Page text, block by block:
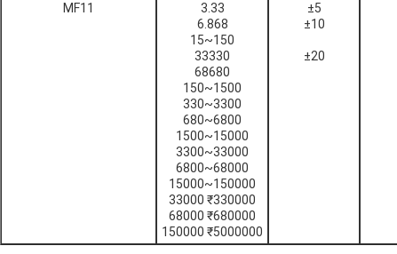
MF11
3.33
6.868
15~150
33330
68680
150~1500
330~3300
680~6800
1500~15000
3300~33000
6800~68000
15000~150000
33000 ₹330000
68000 ₹680000
150000 ₹5000000
±5
±10
±20